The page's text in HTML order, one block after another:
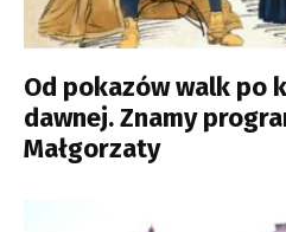
Od pokazów walk po
dawnej. Znamy
Małgorzaty